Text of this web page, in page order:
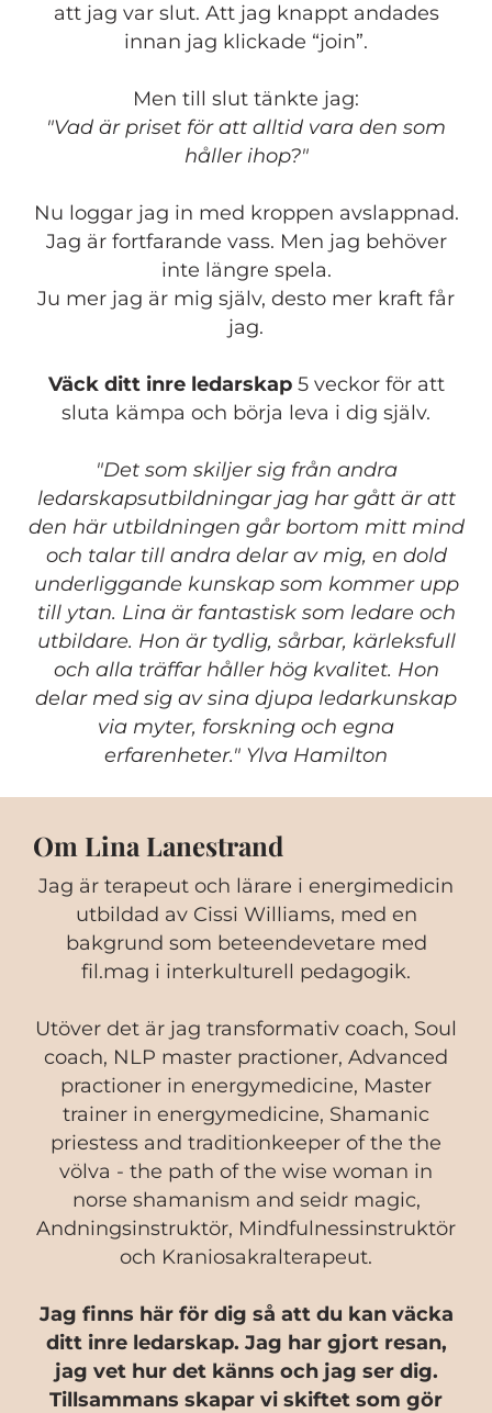
att jag var slut. Att jag knappt andades
innan jag klickade “join”.
Men till slut tänkte jag:
"Vad är priset för att alltid vara den som
håller ihop?"
Nu loggar jag in med kroppen avslappnad.
Jag är fortfarande vass. Men jag behöver
inte längre spela.
Ju mer jag är mig själv, desto mer kraft får
jag.
Väck ditt inre ledarskap 5 veckor för att
sluta kämpa och börja leva i dig själv.
"Det som skiljer sig från andra
ledarskapsutbildningar jag har gått är att
den här utbildningen går bortom mitt mind
och talar till andra delar av mig, en dold
underliggande kunskap som kommer upp
till ytan. Lina är fantastisk som ledare och
utbildare. Hon är tydlig, sårbar, kärleksfull
och alla träffar håller hög kvalitet. Hon
delar med sig av sina djupa ledarkunskap
via myter, forskning och egna
erfarenheter." Ylva Hamilton
Om Lina Lanestrand
Jag är terapeut och lärare i energimedicin
utbildad av Cissi Williams, med en
bakgrund som beteendevetare med
fil.mag i interkulturell pedagogik.
Utöver det är jag transformativ coach, Soul
coach, NLP master practioner, Advanced
practioner in energymedicine, Master
trainer in energymedicine, Shamanic
priestess and traditionkeeper of the the
völva - the path of the wise woman in
norse shamanism and seidr magic,
Andningsinstruktör, Mindfulnessinstruktör
och Kraniosakralterapeut.
Jag finns här för dig så att du kan väcka
ditt inre ledarskap. Jag har gjort resan,
jag vet hur det känns och jag ser dig.
Tillsammans skapar vi skiftet som gör